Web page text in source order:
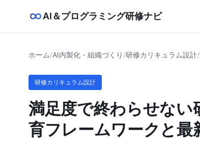
AI＆プログラミング研修ナビ
ホーム/AI内製化・組織づくり /研修カリキュラム設計/
研修カリキュラム設計
満足度で終わらせない
育フレームワークと最